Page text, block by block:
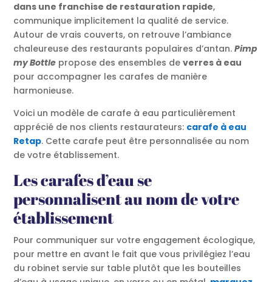
dans une franchise de restauration rapide,
communique implicitement la qualité de service.
Autour de vrais couverts, on retrouve l’ambiance
chaleureuse des restaurants populaires d’antan.Pimp
my Bottle propose des ensembles deverres à eau
pour accompagner les carafes de manière
harmonieuse.
Voici un modèle de carafe à eau particulièrement
apprécié de nos clients restaurateurs: carafe à eau
Retap. Cette carafe peut être personnalisée au nom
de votre établissement.
Les carafes d’eau se
personnalisent au nom de votre
établissement
Pour communiquer sur votre engagement écologique,
pour mettre en avant le fait que vous privilégiez l’eau
du robinet servie sur table plutôt que les bouteilles